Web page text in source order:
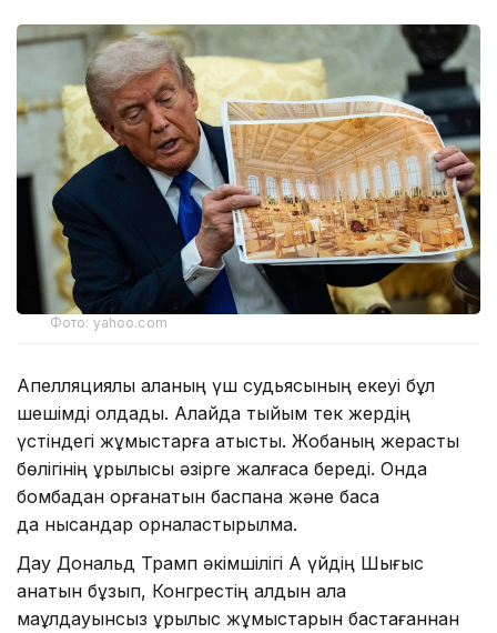
Фото: yahoo.com
Апелляциялық алқаның үш судьясының екеуі бұл
шешімді қолдады. Алайда тыйым тек жердің
үстіндегі жұмыстарға қатысты. Жобаның жерасты
бөлігінің құрылысы әзірге жалғаса береді. Онда
бомбадан қорғанатын баспана және басқа
да нысандар орналастырылмақ.
Дау Дональд Трамп әкімшілігі Ақ үйдің Шығыс
қанатын бұзып, Конгрестің алдын ала
мақұлдауынсыз құрылыс жұмыстарын бастағаннан